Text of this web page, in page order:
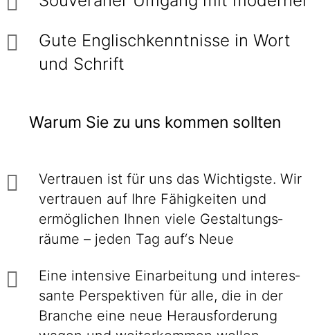
Gute Englischkenntnisse in Wort
und Schrift
Warum Sie zu uns kommen sollten
Vertrauen ist für uns das Wichtigste. Wir
vertrauen auf Ihre Fähig­keiten und
ermög­lichen Ihnen viele Gestaltungs­
räume – jeden Tag auf‘s Neue
Eine intensive Einarbei­tung und interes­
sante Perspek­tiven für alle, die in der
Branche eine neue Heraus­forderung